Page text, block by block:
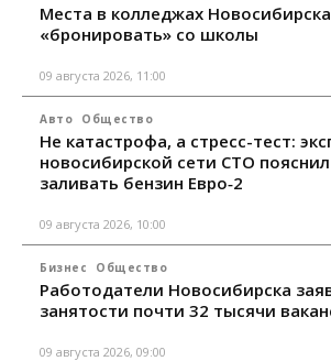
Места в колледжах
«бронировать» со школы
09 августа 2026, 11:00
Авто Общество
Не катастрофа, а стресс-тест:
новосибирской сети СТО
заливать бензин Евро‑2
09 августа 2026, 10:00
Бизнес Общество
Работодатели Новосибирска
занятости почти 32 тысячи
09 августа 2026, 09:00